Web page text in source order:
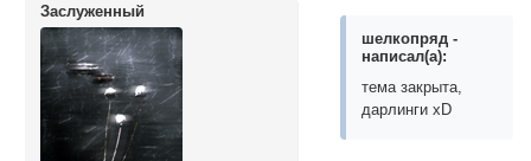
Заслуженный
шелкопряд -
написал(а):
тема закрыта,
дарлинги xD